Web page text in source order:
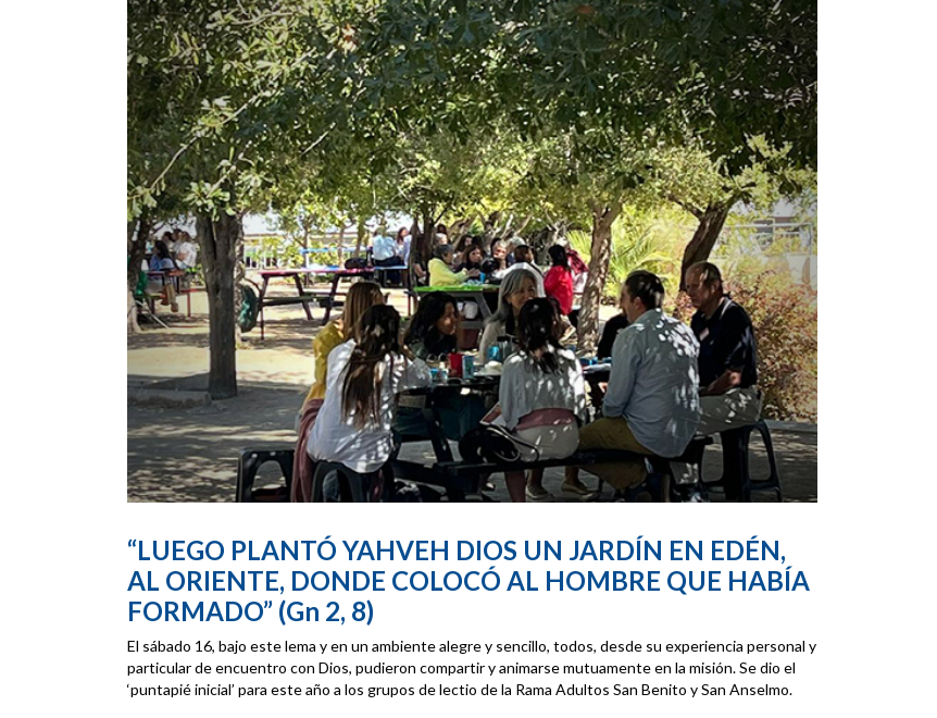
“LUEGO PLANTÓ YAHVEH DIOS UN JARDÍN EN EDÉN,
AL ORIENTE, DONDE COLOCÓ AL HOMBRE QUE HABÍA
FORMADO” (Gn 2, 8)
El sábado 16, bajo este lema y en un ambiente alegre y sencillo, todos, desde su experiencia personal y
particular de encuentro con Dios, pudieron compartir y animarse mutuamente en la misión. Se dio el
‘puntapié inicial’ para este año a los grupos de lectio de la Rama Adultos San Benito y San Anselmo.